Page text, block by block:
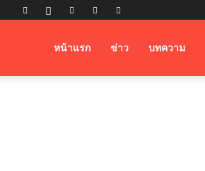
Airfreightหน้าแรก ข่าว บทความ